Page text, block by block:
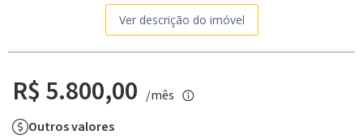
Ver descrição do imóvel
R$ 5.800,00 /mês
Outros valores